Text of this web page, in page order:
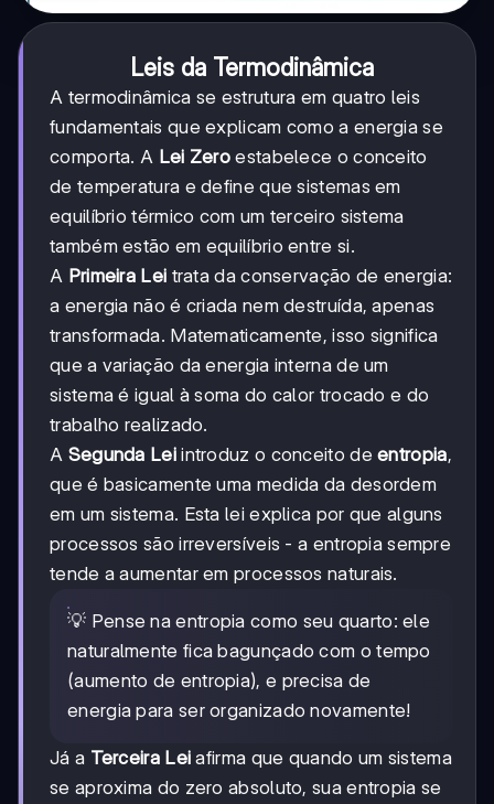
Leis da Termodinâmica
A termodinâmica se estrutura em quatro leis
fundamentais que explicam como a energia se
comporta. A Lei Zero estabelece o conceito
de temperatura e define que sistemas em
equilíbrio térmico com um terceiro sistema
também estão em equilíbrio entre si.
A Primeira Lei trata da conservação de energia:
a energia não é criada nem destruída, apenas
transformada. Matematicamente, isso significa
que a variação da energia interna de um
sistema é igual à soma do calor trocado e do
trabalho realizado.
A Segunda Leiintroduz o conceito deentropia,
que é basicamente uma medida da desordem
em um sistema. Esta lei explica por que alguns
processos são irreversíveis - a entropia sempre
tende a aumentar em processos naturais.
💡 Pense na entropia como seu quarto: ele
naturalmente fica bagunçado com o tempo
(aumento de entropia), e precisa de
energia para ser organizado novamente!
Já a Terceira Lei afirma que quando um sistema
se aproxima do zero absoluto, sua entropia se